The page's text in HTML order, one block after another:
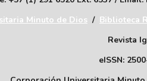
Minuto de Dios / Biblioteca
Revista
eISSN: